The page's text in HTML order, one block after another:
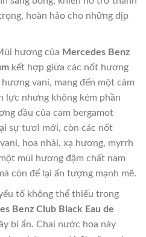
hoàn hảo cho những dịp
hương của Mercedes Benz
kết hợp giữa các nốt hương
vani, mang đến một cảm
lực nhưng không kém phần
đầu của cam bergamot
sự tươi mới, còn các nốt
hoa nhài, xạ hương, myrrh
mùi hương đậm chất nam
còn để lại ấn tượng mạnh mẽ.
tố không thể thiếu trong
Benz Club Black Eau de
bí ẩn. Chai nước hoa này